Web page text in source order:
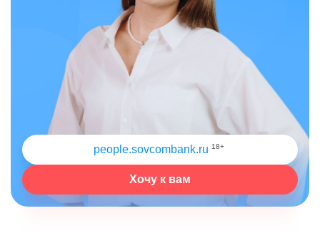
people.sovcombank.ru 18+
Хочу к вам